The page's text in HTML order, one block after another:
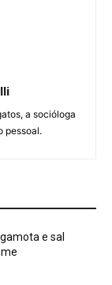
a socióloga
pessoal.
e sal